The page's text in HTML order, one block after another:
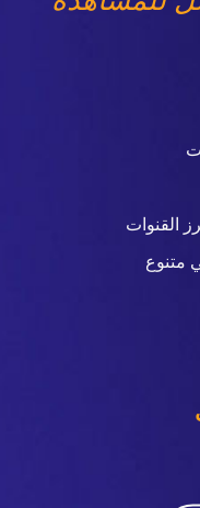
القنوات
متنوع